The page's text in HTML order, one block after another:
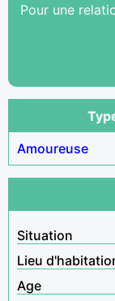
Pour une
Amoureuse
Situation
Lieu
Age